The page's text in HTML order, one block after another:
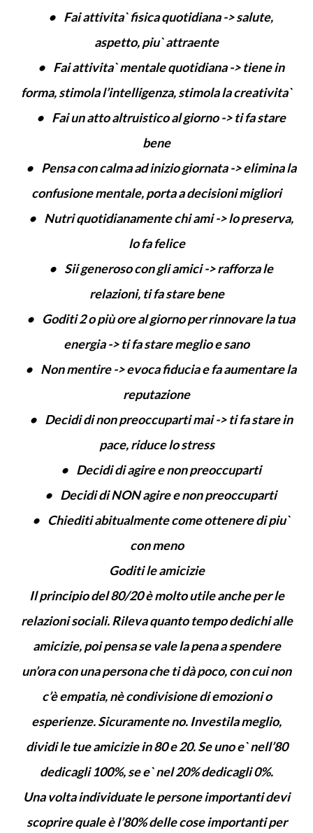
• Fai attivita` fisica quotidiana -> salute,
aspetto, piu` attraente
• Fai attivita` mentale quotidiana -> tiene in
forma, stimola l’intelligenza, stimola la creativita`
• Fai un atto altruistico al giorno -> ti fa stare
bene
• Pensa con calma ad inizio giornata -> elimina la
confusione mentale, porta a decisioni migliori
• Nutri quotidianamente chi ami -> lo preserva,
lo fa felice
• Sii generoso con gli amici -> rafforza le
relazioni, ti fa stare bene
• Goditi 2 o più ore al giorno per rinnovare la tua
energia -> ti fa stare meglio e sano
• Non mentire -> evoca fiducia e fa aumentare la
reputazione
• Decidi di non preoccuparti mai -> ti fa stare in
pace, riduce lo stress
• Decidi di agire e non preoccuparti
• Decidi di NON agire e non preoccuparti
• Chiediti abitualmente come ottenere di piu`
con meno
Goditi le amicizie
Il principio del 80/20 è molto utile anche per le
relazioni sociali. Rileva quanto tempo dedichi alle
amicizie, poi pensa se vale la pena a spendere
un’ora con una persona che ti dà poco, con cui non
c’è empatia, nè condivisione di emozioni o
esperienze. Sicuramente no. Investila meglio,
dividi le tue amicizie in 80 e 20. Se uno e` nell’80
dedicagli 100%, se e` nel 20% dedicagli 0%.
Una volta individuate le persone importanti devi
scoprire quale è l’80% delle cose importanti per